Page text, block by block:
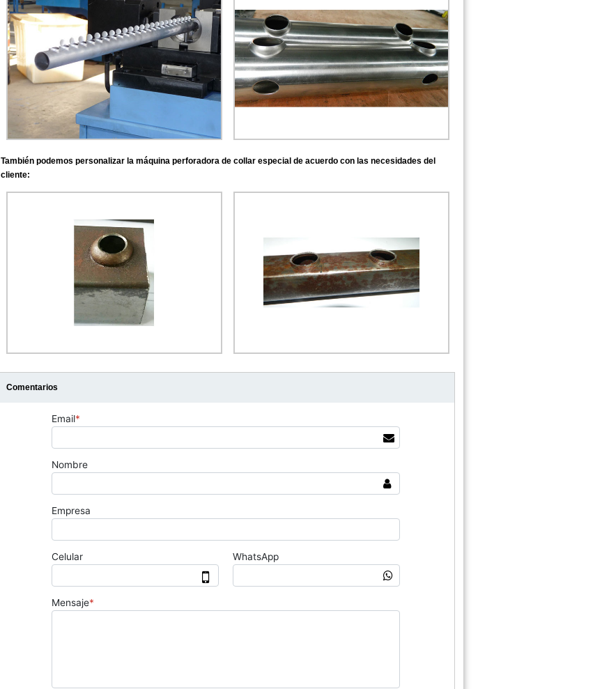
También podemos personalizar la máquina perforadora de collar especial de acuerdo con las necesidades del
cliente:
Comentarios